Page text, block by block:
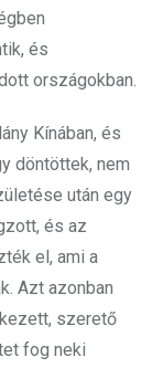
és
országokban.
Kínában, és
döntöttek, nem
után egy
és az
el, ami a
Azt azonban
szerető
fog neki